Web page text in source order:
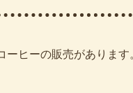
ヒーの販売があります